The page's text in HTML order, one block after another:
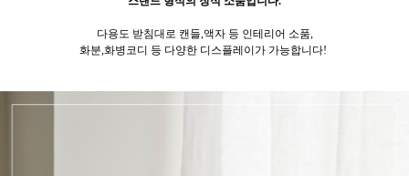
다용도 받침대로 캔들,액자 등 인테리어 소품,
화분,화병코디 등 다양한 디스플레이가 가능합니다!